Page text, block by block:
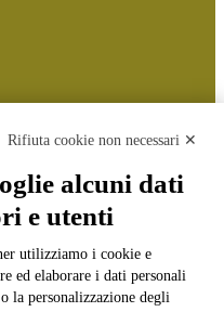
Rifiuta cookie non necessari ✕
alcuni dati
e utenti
utilizziamo i cookie e
ed elaborare i dati personali
la personalizzazione degli